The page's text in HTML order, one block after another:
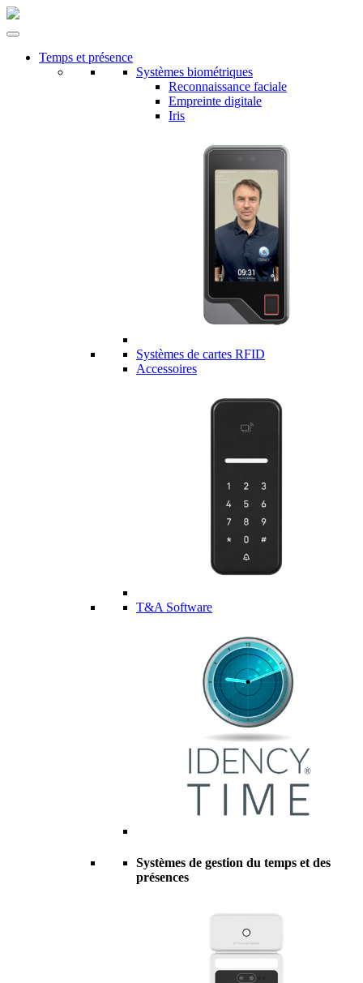
Temps et présence
Systèmes biométriques
Reconnaissance faciale
Empreinte digitale
Iris
Systèmes de cartes RFID
Accessoires
T&A Software
Systèmes de gestion du temps et des
présences